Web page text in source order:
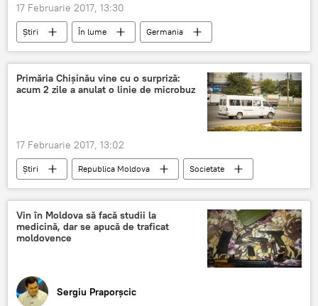
17 Februarie 2017, 13:30
Știri În lume
Germania
SUA
Rusia
Vladimir Putin
Donald Trump
Conferința de Securitate de la Munchen
Primăria Chișinău vine cu o surpriză:
acum 2 zile a anulat o linie de microbuz
17 Februarie 2017, 13:02
Știri Republica Moldova
Societate
anulare
Nistor Grozavu
Primăria Chișinău
Vin în Moldova să facă studii la
medicină, dar se apucă de traficat
moldovence
Sergiu Praporșcic